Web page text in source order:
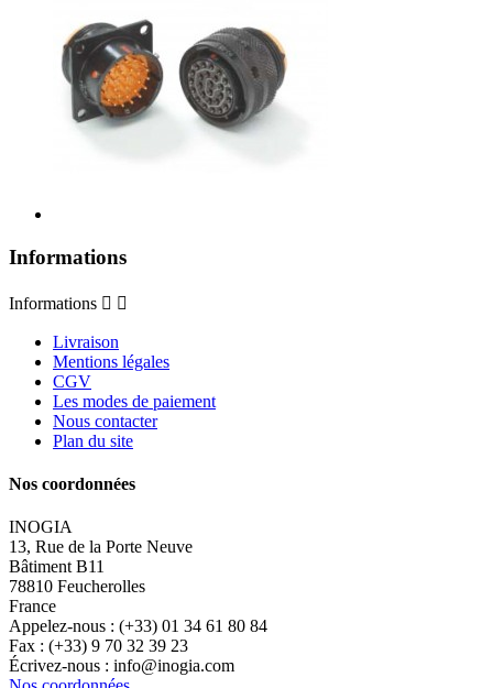
Informations
Informations  
Livraison
Mentions légales
CGV
Les modes de paiement
Nous contacter
Plan du site
Nos coordonnées
INOGIA
13, Rue de la Porte Neuve
Bâtiment B11
78810 Feucherolles
France
Appelez-nous : (+33) 01 34 61 80 84
Fax : (+33) 9 70 32 39 23
Écrivez-nous : info@inogia.com